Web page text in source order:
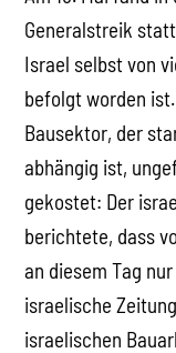
Generalstreik
Israel selbst von
befolgt worden
Bausektor, der
abhängig ist,
gekostet: Der
berichtete, dass
an diesem Tag
israelische
israelischen